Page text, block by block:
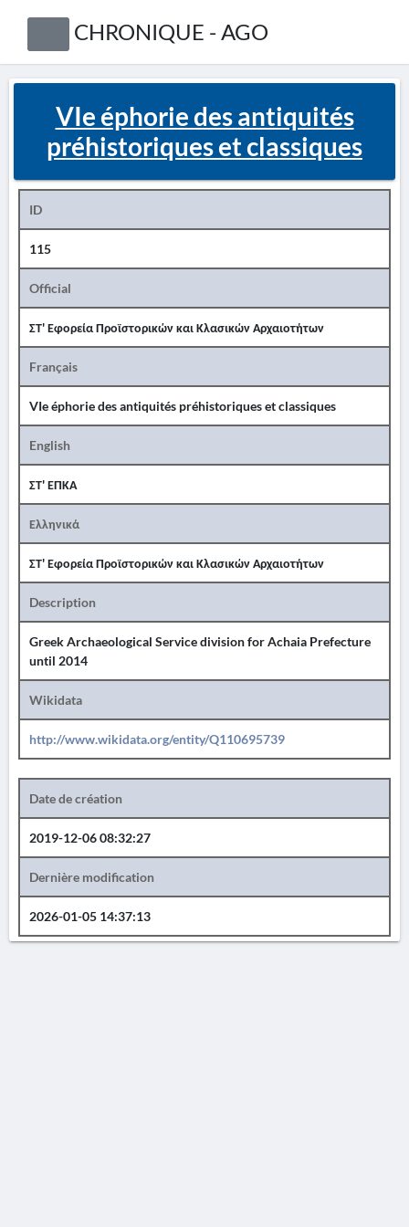
CHRONIQUE - AGO
VIe éphorie des antiquités
préhistoriques et classiques
ID
115
Official
ΣΤ' Εφορεία Προϊστορικών και Κλασικών Αρχαιοτήτων
Français
VIe éphorie des antiquités préhistoriques et classiques
English
ΣΤ' ΕΠΚΑ
Ελληνικά
ΣΤ' Εφορεία Προϊστορικών και Κλασικών Αρχαιοτήτων
Description
Greek Archaeological Service division for Achaia Prefecture
until 2014
Wikidata
http://www.wikidata.org/entity/Q110695739
Date de création
2019-12-06 08:32:27
Dernière modification
2026-01-05 14:37:13